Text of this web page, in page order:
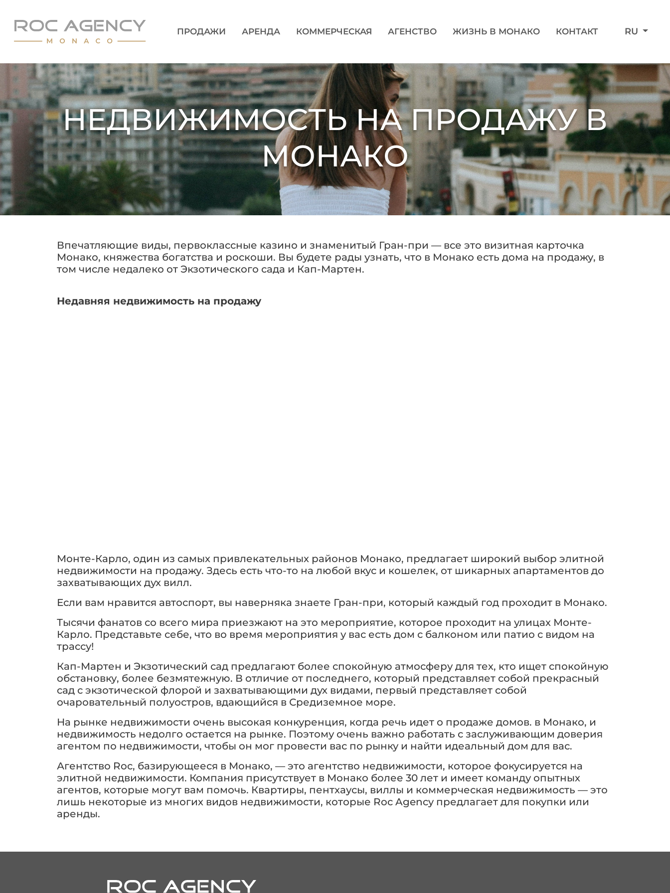
ПРОДАЖИ АРЕНДА КОММЕРЧЕСКАЯ АГЕНСТВО ЖИЗНЬ В МОНАКО КОНТАКТ RU
НЕДВИЖИМОСТЬ НА ПРОДАЖУ В
МОНАКО
Впечатляющие виды, первоклассные казино и знаменитый Гран-при — все это визитная карточка
Монако, княжества богатства и роскоши. Вы будете рады узнать, что в Монако есть дома на продажу, в
том числе недалеко от Экзотического сада и Кап-Мартен.
Недавняя недвижимость на продажу
Монте-Карло, один из самых привлекательных районов Монако, предлагает широкий выбор элитной
недвижимости на продажу. Здесь есть что-то на любой вкус и кошелек, от шикарных апартаментов до
захватывающих дух вилл.
Если вам нравится автоспорт, вы наверняка знаете Гран-при, который каждый год проходит в Монако.
Тысячи фанатов со всего мира приезжают на это мероприятие, которое проходит на улицах Монте-
Карло. Представьте себе, что во время мероприятия у вас есть дом с балконом или патио с видом на
трассу!
Кап-Мартен и Экзотический сад предлагают более спокойную атмосферу для тех, кто ищет спокойную
обстановку, более безмятежную. В отличие от последнего, который представляет собой прекрасный
сад с экзотической флорой и захватывающими дух видами, первый представляет собой
очаровательный полуостров, вдающийся в Средиземное море.
На рынке недвижимости очень высокая конкуренция, когда речь идет о продаже домов. в Монако, и
недвижимость недолго остается на рынке. Поэтому очень важно работать с заслуживающим доверия
агентом по недвижимости, чтобы он мог провести вас по рынку и найти идеальный дом для вас.
Агентство Roc, базирующееся в Монако, — это агентство недвижимости, которое фокусируется на
элитной недвижимости. Компания присутствует в Монако более 30 лет и имеет команду опытных
агентов, которые могут вам помочь. Квартиры, пентхаусы, виллы и коммерческая недвижимость — это
лишь некоторые из многих видов недвижимости, которые Roc Agency предлагает для покупки или
аренды.